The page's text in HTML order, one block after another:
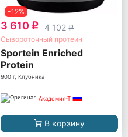
-12%
3 610 q 4 102q
Сывороточный протеин
Sportein Enriched
Protein
900 г, Клубника
Академия-Т
В корзину